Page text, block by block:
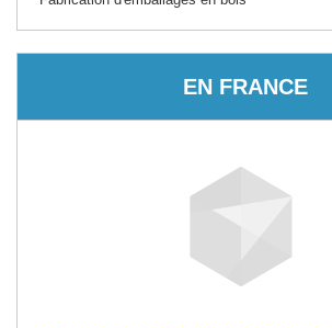
EN FRANCE